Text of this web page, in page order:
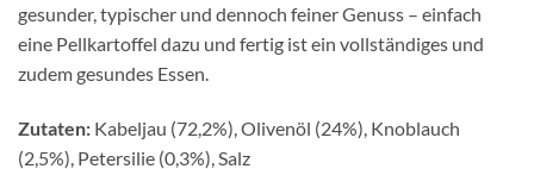
gesunder, typischer und dennoch feiner Genuss – einfach
eine Pellkartoffel dazu und fertig ist ein vollständiges und
zudem gesundes Essen.
Zutaten: Kabeljau (72,2%), Olivenöl (24%), Knoblauch
(2,5%), Petersilie (0,3%), Salz